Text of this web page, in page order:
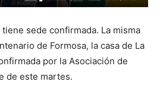
tiene sede confirmada. La misma
de Formosa, la casa de La
por la Asociación de
de este martes.